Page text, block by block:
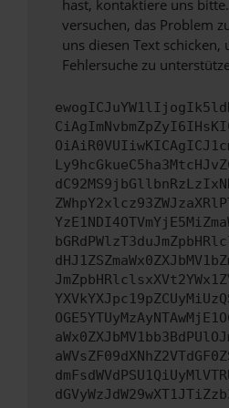
hast, kontaktiere uns
versuchen, das Problem
uns diesen Text schicken,
Fehlersuche zu